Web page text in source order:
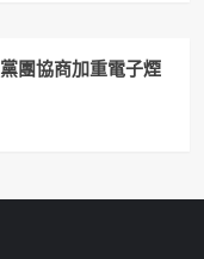
團協商加重電子煙